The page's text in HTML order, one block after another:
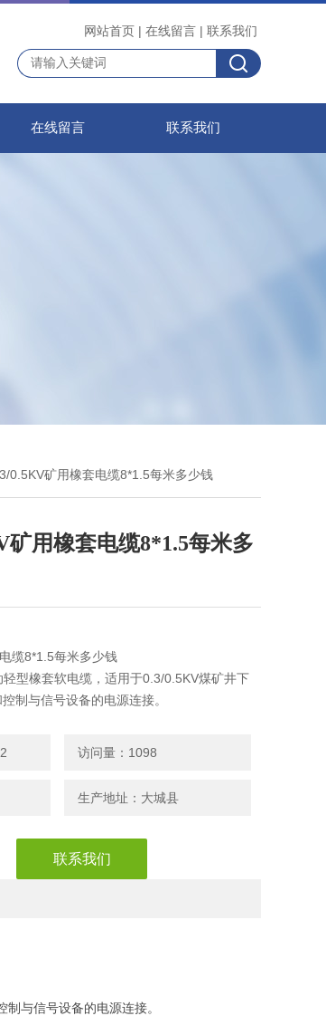
网站首页 | 在线留言 | 联系我们
在线留言 联系我们
0.5KV矿用橡套电缆8*1.5每米多少钱
矿用橡套电缆8*1.5每米多
缆8*1.5每米多少钱
型橡套软电缆，适用于0.3/0.5KV煤矿井下
制与信号设备的电源连接。
访问量：1098
生产地址：大城县
联系我们
与信号设备的电源连接。